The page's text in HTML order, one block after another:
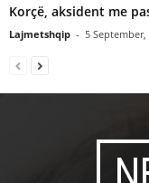
Korçë, aksident me
Lajmetshqip - 5 September,